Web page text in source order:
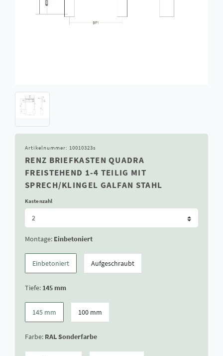
Artikelnummer: 10010323s
RENZ BRIEFKASTEN QUADRA
FREISTEHEND 1-4 TEILIG MIT
SPRECH/KLINGEL GALFAN STAHL
Kastenzahl
Montage: Einbetoniert
Einbetoniert Aufgeschraubt
Tiefe: 145 mm
145 mm 100 mm
Farbe: RAL Sonderfarbe